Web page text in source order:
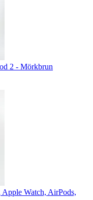
2 - Mörkbrun
Watch, AirPods,